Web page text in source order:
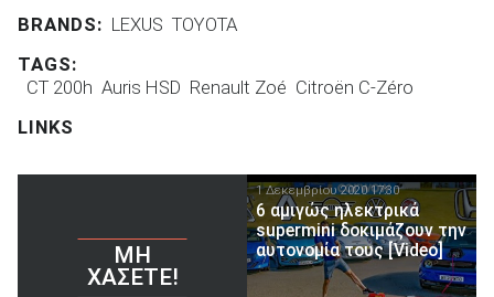
BRANDS: LEXUS TOYOTA
TAGS:
CT 200h Auris HSD Renault Zoé Citroën C-Zéro
LINKS
ΜΗ
ΧΆΣΕΤΕ!
1 Δεκεμβρίου 2020 17:30
6 αμιγώς ηλεκτρικά
supermini δοκιμάζουν την
αυτονομία τους [Video]